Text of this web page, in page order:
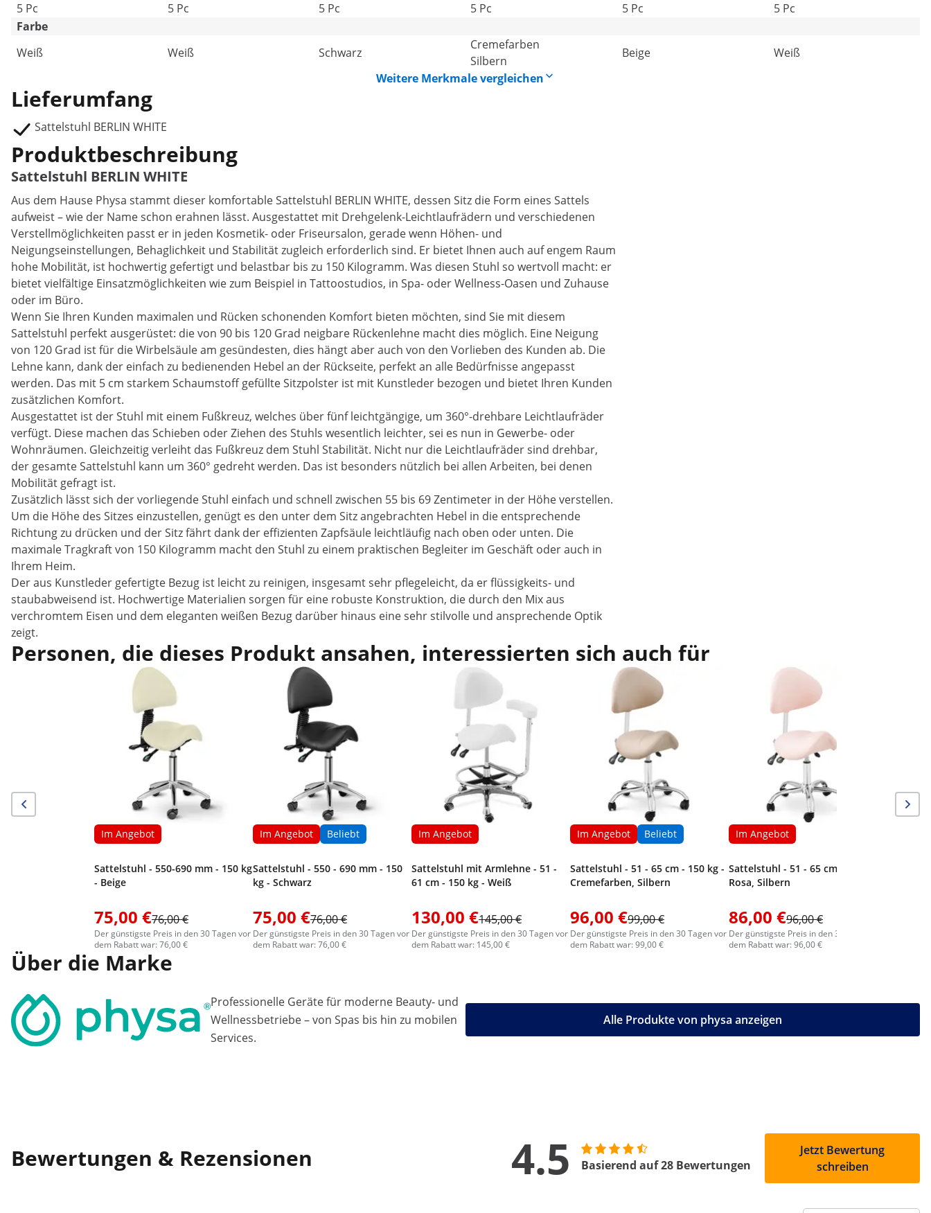
5 Pc
5 Pc 5 Pc 5 Pc 5 Pc
5 Pc
Farbe
Weiß
Weiß Schwarz
Creme­far­ben
Silbern
Beige
Weiß
Weitere Merkmale vergleichen
Lieferumfang
Sattelstuhl BERLIN WHITE
Produktbeschreibung
Sattelstuhl BERLIN WHITE
Aus dem Hause Physa stammt dieser komfortable Sattelstuhl BERLIN WHITE, dessen Sitz die Form eines Sattels
aufweist – wie der Name schon erahnen lässt. Ausgestattet mit Drehgelenk-Leichtlaufrädern und verschiedenen
Verstellmöglichkeiten passt er in jeden Kosmetik- oder Friseursalon, gerade wenn Höhen- und
Neigungseinstellungen, Behaglichkeit und Stabilität zugleich erforderlich sind. Er bietet Ihnen auch auf engem Raum
hohe Mobilität, ist hochwertig gefertigt und belastbar bis zu 150 Kilogramm. Was diesen Stuhl so wertvoll macht: er
bietet vielfältige Einsatzmöglichkeiten wie zum Beispiel in Tattoostudios, in Spa- oder Wellness-Oasen und Zuhause
oder im Büro.
Wenn Sie Ihren Kunden maximalen und Rücken schonenden Komfort bieten möchten, sind Sie mit diesem
Sattelstuhl perfekt ausgerüstet: die von 90 bis 120 Grad neigbare Rückenlehne macht dies möglich. Eine Neigung
von 120 Grad ist für die Wirbelsäule am gesündesten, dies hängt aber auch von den Vorlieben des Kunden ab. Die
Lehne kann, dank der einfach zu bedienenden Hebel an der Rückseite, perfekt an alle Bedürfnisse angepasst
werden. Das mit 5 cm starkem Schaumstoff gefüllte Sitzpolster ist mit Kunstleder bezogen und bietet Ihren Kunden
zusätzlichen Komfort.
Ausgestattet ist der Stuhl mit einem Fußkreuz, welches über fünf leichtgängige, um 360°-drehbare Leichtlaufräder
verfügt. Diese machen das Schieben oder Ziehen des Stuhls wesentlich leichter, sei es nun in Gewerbe- oder
Wohnräumen. Gleichzeitig verleiht das Fußkreuz dem Stuhl Stabilität. Nicht nur die Leichtlaufräder sind drehbar,
der gesamte Sattelstuhl kann um 360° gedreht werden. Das ist besonders nützlich bei allen Arbeiten, bei denen
Mobilität gefragt ist.
Zusätzlich lässt sich der vorliegende Stuhl einfach und schnell zwischen 55 bis 69 Zentimeter in der Höhe verstellen.
Um die Höhe des Sitzes einzustellen, genügt es den unter dem Sitz angebrachten Hebel in die entsprechende
Richtung zu drücken und der Sitz fährt dank der effizienten Zapfsäule leichtläufig nach oben oder unten. Die
maximale Tragkraft von 150 Kilogramm macht den Stuhl zu einem praktischen Begleiter im Geschäft oder auch in
Ihrem Heim.
Der aus Kunstleder gefertigte Bezug ist leicht zu reinigen, insgesamt sehr pflegeleicht, da er flüssigkeits- und
staubabweisend ist. Hochwertige Materialien sorgen für eine robuste Konstruktion, die durch den Mix aus
verchromtem Eisen und dem eleganten weißen Bezug darüber hinaus eine sehr stilvolle und ansprechende Optik
zeigt.
Personen, die dieses Produkt ansahen, interessierten sich auch für
Im Angebot
Sattelstuhl - 550-690 mm - 150 kg
- Beige
75,00 €76,00 €
Der günstigste Preis in den 30 Tagen vor
dem Rabatt war: 76,00 €
Im Angebot Beliebt
Sattelstuhl - 550 - 690 mm - 150
kg - Schwarz
75,00 €76,00 €
Der günstigste Preis in den 30 Tagen vor
dem Rabatt war: 76,00 €
Im Angebot
Sattelstuhl mit Armlehne - 51 -
61 cm - 150 kg - Weiß
130,00 €145,00 €
Der günstigste Preis in den 30 Tagen vor
dem Rabatt war: 145,00 €
Im Angebot Beliebt
Sattelstuhl - 51 - 65 cm - 150 kg -
Creme­far­ben, Silbern
96,00 €99,00 €
Der günstigste Preis in den 30 Tagen vor
dem Rabatt war: 99,00 €
Im Angebot
Sattelstuhl - 51 - 65 cm - 150 kg -
Rosa, Silbern
86,00 €96,00 €
Der günstigste Preis in den 30 Tagen vor
dem Rabatt war: 96,00 €
Über die Marke
Professionelle Geräte für moderne Beauty- und
Wellnessbetriebe – von Spas bis hin zu mobilen
Services.
Alle Produkte von physa anzeigen
Bewertungen & Rezensionen 4.5 Basierend auf 28 Bewertungen
Jetzt Bewertung
schreiben